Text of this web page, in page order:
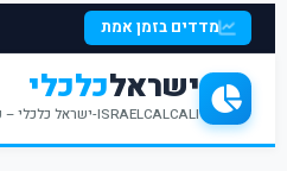
מדדים בזמן אמת
ישראלכלכלי
ISRAELCALCALI-ישראל כלכלי – פורטל כלכלה ונדל''ן-מחפשים חדשות כלכליות עדכניות? האתר ישראל כלכלי מציע עדכונים וחדשות שבתחומי הכלכלה הפיננסים והנדל''ן